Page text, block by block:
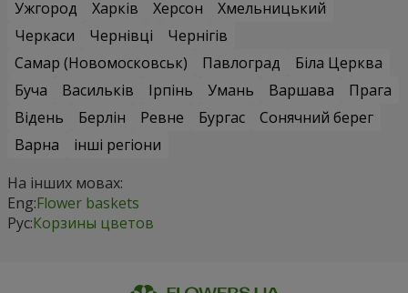
Ужгород
Харків Херсон
Хмельницький
Черкаси
Чернівці
Чернігів
Самар (Новомосковськ)
Павлоград
Біла Церква
Буча
Васильків Ірпінь Умань Варшава
Прага
Відень
Берлін Ревне Бургас
Сонячний берег
Варна
інші регіони
На інших мовах:
Eng:Flower baskets
Рус:Корзины цветов